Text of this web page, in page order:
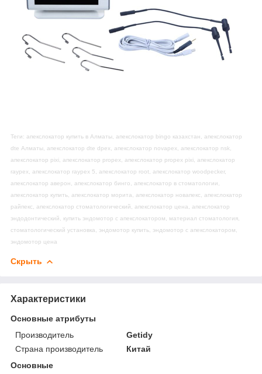
Теги: апекслокатор купить в Алматы, апекслокатор bingo казахстан, апекслокатор
dte Алматы, апекслокатор dte dpex, апекслокатор novapex, апекслокатор nsk,
апекслокатор pixi, апекслокатор propex, апекслокатор propex pixi, апекслокатор
raypex, апекслокатор raypex 5, апекслокатор root, апекслокатор woodpecker,
апекслокатор аверон, апекслокатор бинго, апекслокатор в стоматологии,
апекслокатор купить, апекслокатор морита, апекслокатор новапекс, апекслокатор
райпекс, апекслокатор стоматологический, апекслокатор цена, апекслокатор
эндодонтический, купить эндомотор с апекслокатором, материал стоматология,
стоматологический установка, эндомотор купить, эндомотор с апекслокатором,
эндомотор цена
Скрыть
Характеристики
Основные атрибуты
Производитель
Getidy
Страна производитель
Китай
Основные